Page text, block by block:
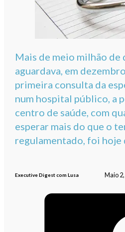
Mais de meio milhão de
aguardava, em
primeira consulta da
num hospital público, a
centro de saúde, com
esperar mais do que o
regulamentado, foi hoje
Executive Digest com Lusa Maio